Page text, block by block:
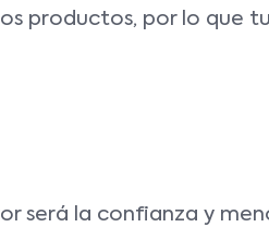
productos, por lo que
será la confianza y